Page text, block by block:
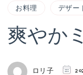
お料理 デザー
爽やか
ロリ子